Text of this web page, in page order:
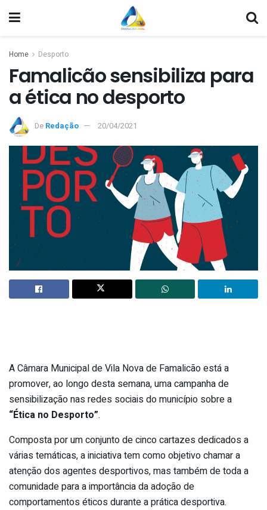
Home Desporto
Famalicão sensibiliza para
a ética no desporto
De Redação 20/04/2021
A Câmara Municipal de Vila Nova de Famalicão está a
promover, ao longo desta semana, uma campanha de
sensibilização nas redes sociais do município sobre a
“Ética no Desporto”.
Composta por um conjunto de cinco cartazes dedicados a
várias temáticas, a iniciativa tem como objetivo chamar a
atenção dos agentes desportivos, mas também de toda a
comunidade para a importância da adoção de
comportamentos éticos durante a prática desportiva.